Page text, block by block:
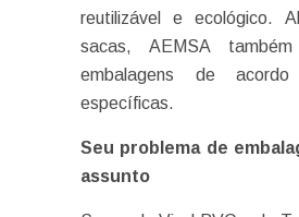
reutilizável e ecológico.
sacas, AEMSA
embalagens de
específicas.
Seu problema de
assunto